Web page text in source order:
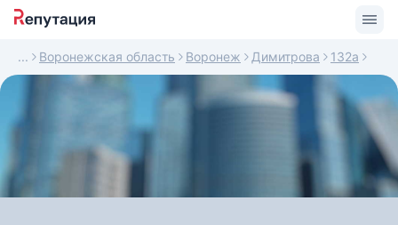
Воронежская область Воронеж Димитрова 132а